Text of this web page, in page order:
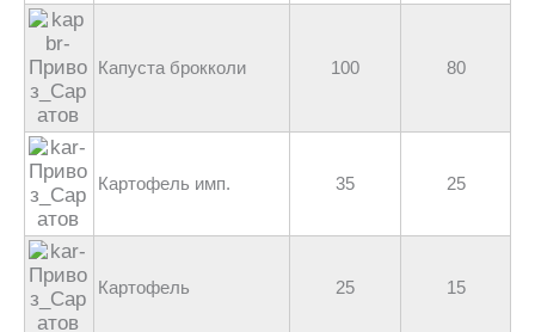
Капуста брокколи 100 80
Картофель имп. 35 25
Картофель 25 15